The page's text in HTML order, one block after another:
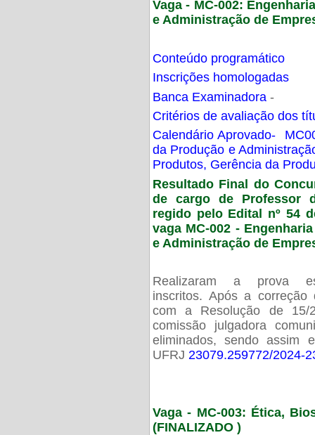
Vaga - MC-002:
e Administração de
Conteúdo programático
Inscrições homologadas
Banca Examinadora -
Critérios de avaliação dos
Calendário Aprovado-
da Produção e
Produtos, Gerência da
Resultado Final do
de cargo de Professor
regido pelo Edital nº 54
vaga MC-002 -
e Administração de
Realizaram a prova
inscritos. Após a
com a Resolução de 15/
comissão julgadora
eliminados, sendo assim
UFRJ 23079.259772/2024-
Vaga - MC-003: Ética,
(FINALIZADO )